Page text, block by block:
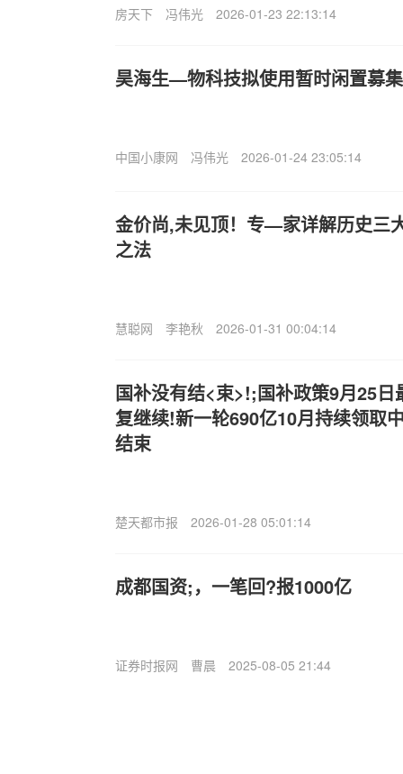
房天下 冯伟光 2026-01-23 22:13:14
昊海生—物科技拟使用暂时闲置募
中国小康网 冯伟光 2026-01-24 23:05:14
金价尚,未见顶！专—家详解历史三
之法
慧聪网 李艳秋 2026-01-31 00:04:14
国补没有结<束>!;国补政策9月25
复继续!新一轮690亿10月持续领取
结束
楚天都市报 2026-01-28 05:01:14
成都国资;，一笔回?报1000亿
证券时报网 曹晨 2025-08-05 21:44